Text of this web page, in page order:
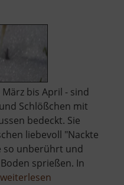
März bis April - sind
Schlößchen mit
bedeckt. Sie
liebevoll "Nackte
so unberührt und
sprießen. In
weiterlesen